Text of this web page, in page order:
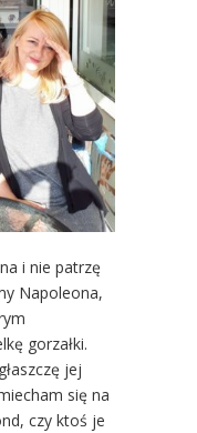
i nie patrzę
Napoleona,
gorzałki.
jej
się na
czy ktoś je